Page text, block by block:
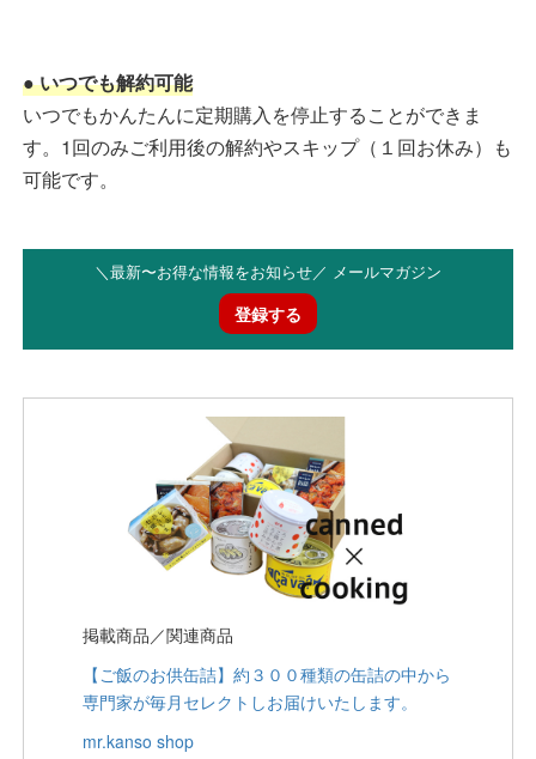
● いつでも解約可能
いつでもかんたんに定期購入を停止することができま
す。1回のみご利用後の解約やスキップ（１回お休み）も
可能です。
＼最新〜お得な情報をお知らせ／ メールマガジン
登録する
掲載商品／関連商品
【ご飯のお供缶詰】約３００種類の缶詰の中から
専門家が毎月セレクトしお届けいたします。
mr.kanso shop